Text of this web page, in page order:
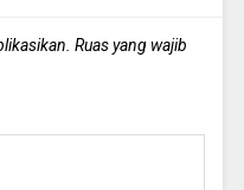
Ruas yang wajib